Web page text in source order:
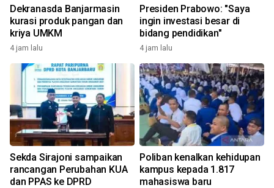
Dekranasda Banjarmasin
kurasi produk pangan dan
kriya UMKM
4 jam lalu
Presiden Prabowo: "Saya
ingin investasi besar di
bidang pendidikan"
4 jam lalu
Sekda Sirajoni sampaikan
rancangan Perubahan KUA
dan PPAS ke DPRD
Poliban kenalkan kehidupan
kampus kepada 1.817
mahasiswa baru